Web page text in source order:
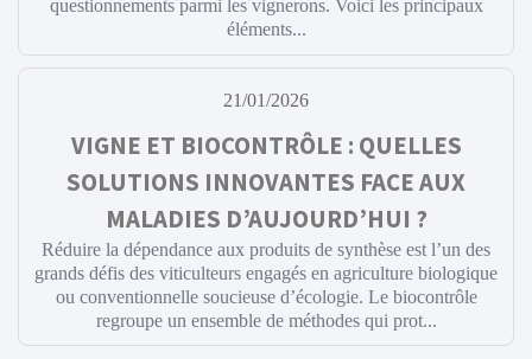
questionnements parmi les vignerons. Voici les principaux
éléments...
21/01/2026
VIGNE ET BIOCONTRÔLE : QUELLES
SOLUTIONS INNOVANTES FACE AUX
MALADIES D’AUJOURD’HUI ?
Réduire la dépendance aux produits de synthèse est l’un des
grands défis des viticulteurs engagés en agriculture biologique
ou conventionnelle soucieuse d’écologie. Le biocontrôle
regroupe un ensemble de méthodes qui prot...